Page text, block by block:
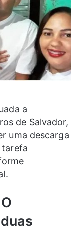
a
de Salvador,
uma descarga
tarefa